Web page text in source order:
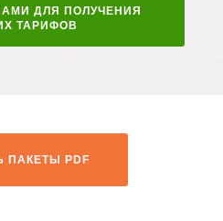
ДЛЯ ПОЛУЧЕНИЯ
ТАРИФОВ
ПАКЕТЫ PDF